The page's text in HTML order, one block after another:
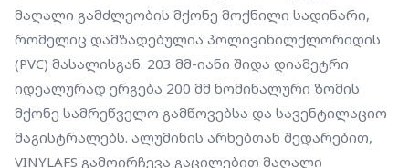
მაღალი გამძლეობის მქონე მოქნილი სადინარი,
რომელიც დამზადებულია პოლივინილქლორიდის
(PVC) მასალისგან. 203 მმ-იანი შიდა დიამეტრი
იდეალურად ერგება 200 მმ ნომინალური ზომის
მქონე სამრეწველო გამწოვებსა და სავენტილაციო
მაგისტრალებს. ალუმინის არხებთან შედარებით,
VINYLAFS გამოირჩევა გაცილებით მაღალი